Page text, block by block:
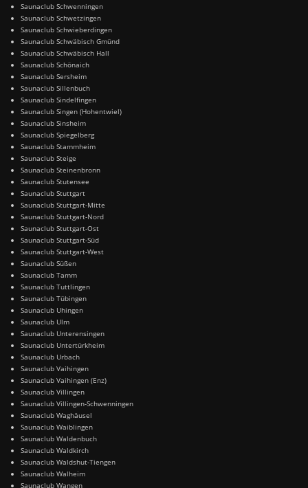
Saunaclub Schwenningen
Saunaclub Schwetzingen
Saunaclub Schwieberdingen
Saunaclub Schwäbisch Gmünd
Saunaclub Schwäbisch Hall
Saunaclub Schönaich
Saunaclub Sersheim
Saunaclub Sillenbuch
Saunaclub Sindelfingen
Saunaclub Singen (Hohentwiel)
Saunaclub Sinsheim
Saunaclub Spiegelberg
Saunaclub Stammheim
Saunaclub Steige
Saunaclub Steinenbronn
Saunaclub Stutensee
Saunaclub Stuttgart
Saunaclub Stuttgart-Mitte
Saunaclub Stuttgart-Nord
Saunaclub Stuttgart-Ost
Saunaclub Stuttgart-Süd
Saunaclub Stuttgart-West
Saunaclub Süßen
Saunaclub Tamm
Saunaclub Tuttlingen
Saunaclub Tübingen
Saunaclub Uhingen
Saunaclub Ulm
Saunaclub Unterensingen
Saunaclub Untertürkheim
Saunaclub Urbach
Saunaclub Vaihingen
Saunaclub Vaihingen (Enz)
Saunaclub Villingen
Saunaclub Villingen-Schwenningen
Saunaclub Waghäusel
Saunaclub Waiblingen
Saunaclub Waldenbuch
Saunaclub Waldkirch
Saunaclub Waldshut-Tiengen
Saunaclub Walheim
Saunaclub Wangen